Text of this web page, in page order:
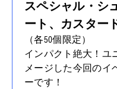
スペシャル・シ
ート、カスター
（各50個限定）
インパクト絶大！ユ
メージした今回のイ
ーです！